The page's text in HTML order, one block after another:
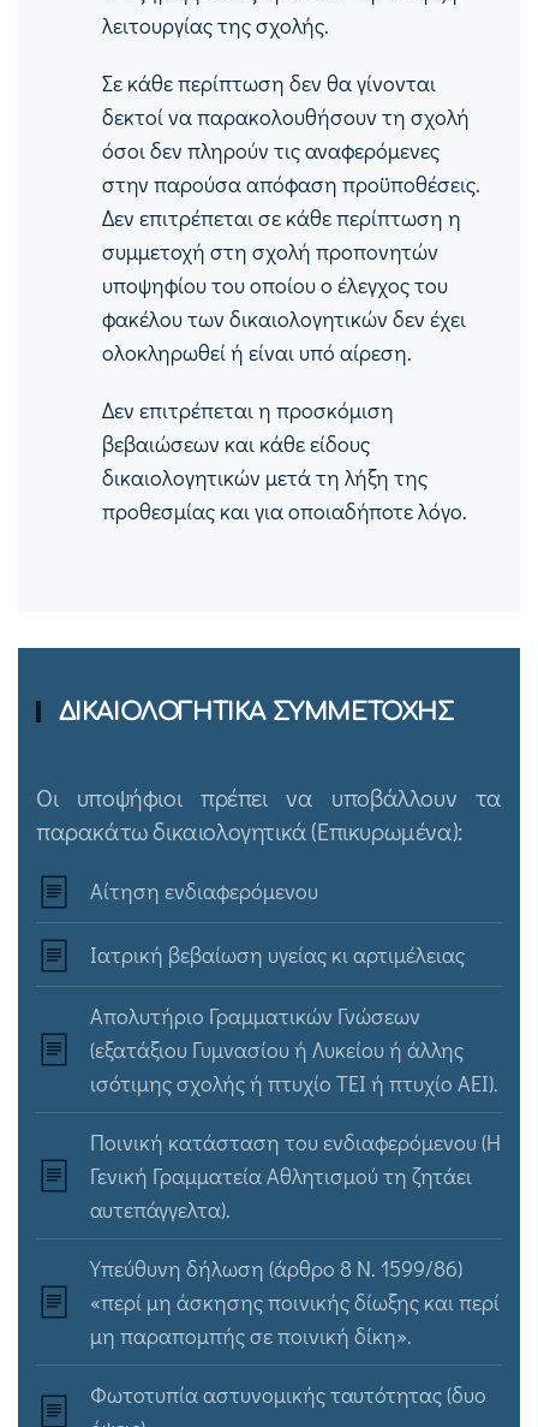
λειτουργίας της σχολής.
Σε κάθε περίπτωση δεν θα γίνονται
δεκτοί να παρακολουθήσουν τη σχολή
όσοι δεν πληρούν τις αναφερόμενες
στην παρούσα απόφαση προϋποθέσεις.
Δεν επιτρέπεται σε κάθε περίπτωση η
συμμετοχή στη σχολή προπονητών
υποψηφίου του οποίου ο έλεγχος του
φακέλου των δικαιολογητικών δεν έχει
ολοκληρωθεί ή είναι υπό αίρεση.
Δεν επιτρέπεται η προσκόμιση
βεβαιώσεων και κάθε είδους
δικαιολογητικών μετά τη λήξη της
προθεσμίας και για οποιαδήποτε λόγο.
ΔΙΚΑΙΟΛΟΓΗΤΙΚΑ ΣΥΜΜΕΤΟΧΗΣ
Οι υποψήφιοι πρέπει να υποβάλλουν τα
παρακάτω δικαιολογητικά (Επικυρωμένα):
Αίτηση ενδιαφερόμενου
Ιατρική βεβαίωση υγείας κι αρτιμέλειας
Απολυτήριο Γραμματικών Γνώσεων
(εξατάξιου Γυμνασίου ή Λυκείου ή άλλης
ισότιμης σχολής ή πτυχίο ΤΕΙ ή πτυχίο ΑΕΙ).
Ποινική κατάσταση του ενδιαφερόμενου (Η
Γενική Γραμματεία Αθλητισμού τη ζητάει
αυτεπάγγελτα).
Υπεύθυνη δήλωση (άρθρο 8 Ν. 1599/86)
«περί μη άσκησης ποινικής δίωξης και περί
μη παραπομπής σε ποινική δίκη».
Φωτοτυπία αστυνομικής ταυτότητας (δυο